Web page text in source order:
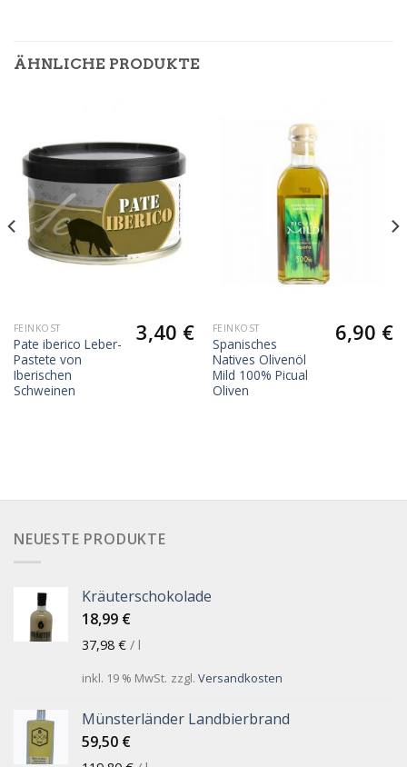
ÄHNLICHE PRODUKTE
FEINKOST
Pate iberico Leber-
Pastete von
Iberischen
Schweinen
3,40 € FEINKOST
Spanisches
Natives Olivenöl
Mild 100% Picual
Oliven
6,90 €
NEUESTE PRODUKTE
Kräuterschokolade
18,99 €
37,98 € / l
inkl. 19 % MwSt. zzgl. Versandkosten
Münsterländer Landbierbrand
59,50 €